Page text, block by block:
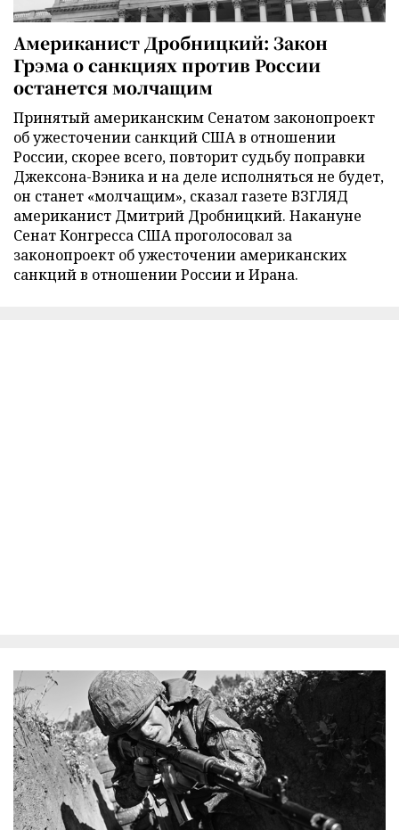
Американист Дробницкий: Закон
Грэма о санкциях против России
останется молчащим
Принятый американским Сенатом законопроект
об ужесточении санкций США в отношении
России, скорее всего, повторит судьбу поправки
Джексона-Вэника и на деле исполняться не будет,
он станет «молчащим», сказал газете ВЗГЛЯД
американист Дмитрий Дробницкий. Накануне
Сенат Конгресса США проголосовал за
законопроект об ужесточении американских
санкций в отношении России и Ирана.